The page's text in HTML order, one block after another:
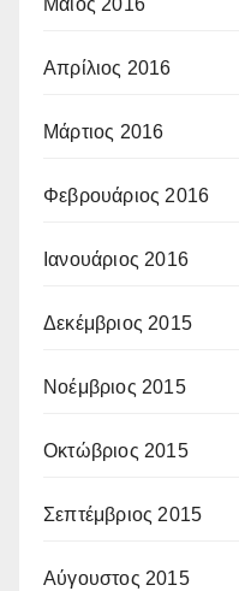
Μάιος 2016
Απρίλιος 2016
Μάρτιος 2016
Φεβρουάριος 2016
Ιανουάριος 2016
Δεκέμβριος 2015
Νοέμβριος 2015
Οκτώβριος 2015
Σεπτέμβριος 2015
Αύγουστος 2015